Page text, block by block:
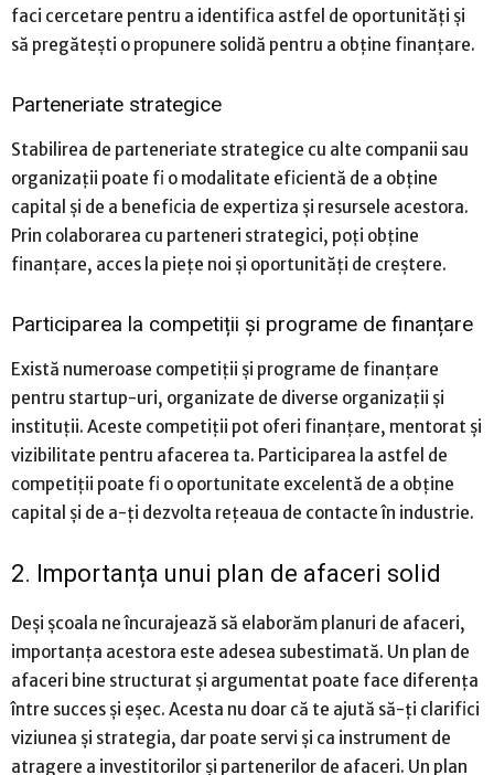
faci cercetare pentru a identifica astfel de oportunități și
să pregătești o propunere solidă pentru a obține finanțare.
Parteneriate strategice
Stabilirea de parteneriate strategice cu alte companii sau
organizații poate fi o modalitate eficientă de a obține
capital și de a beneficia de expertiza și resursele acestora.
Prin colaborarea cu parteneri strategici, poți obține
finanțare, acces la piețe noi și oportunități de creștere.
Participarea la competiții și programe de finanțare
Există numeroase competiții și programe de finanțare
pentru startup-uri, organizate de diverse organizații și
instituții. Aceste competiții pot oferi finanțare, mentorat și
vizibilitate pentru afacerea ta. Participarea la astfel de
competiții poate fi o oportunitate excelentă de a obține
capital și de a-ți dezvolta rețeaua de contacte în industrie.
2. Importanța unui plan de afaceri solid
Deși școala ne încurajează să elaborăm planuri de afaceri,
importanța acestora este adesea subestimată. Un plan de
afaceri bine structurat și argumentat poate face diferența
între succes și eșec. Acesta nu doar că te ajută să-ți clarifici
viziunea și strategia, dar poate servi și ca instrument de
atragere a investitorilor și partenerilor de afaceri. Un plan